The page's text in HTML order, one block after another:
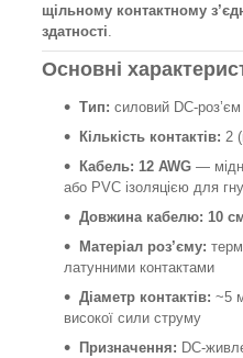
щільному контактному
здатності
Основні
Тип: силовий DC-роз’єм
Кількість контактів: 2
Кабель: 12 AWG —
або PVC ізоляцією для
Довжина кабелю: 10
Матеріал роз’єму:
латунними контактами
Діаметр контактів: ~5
високої сили струму
Призначення: DC-